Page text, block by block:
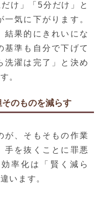
け」「5分だけ」と
気に下がります。
結果的にきれいにな
基準も自分で下げて
洗濯は完了」と決め
。
のものを減らす
が、そもそもの作業
手を抜くことに罪悪
率化は「賢く減ら
います。